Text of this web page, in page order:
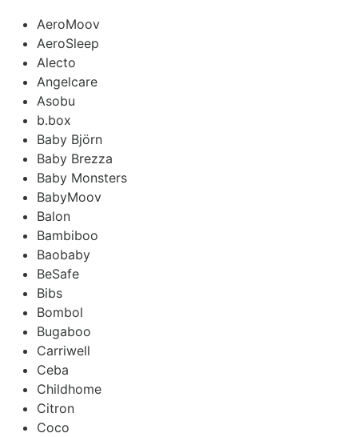
AeroMoov
AeroSleep
Alecto
Angelcare
Asobu
b.box
Baby Björn
Baby Brezza
Baby Monsters
BabyMoov
Balon
Bambiboo
Baobaby
BeSafe
Bibs
Bombol
Bugaboo
Carriwell
Ceba
Childhome
Citron
Coco